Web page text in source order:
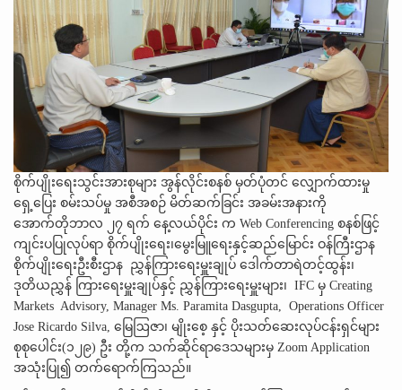
စိုက်ပျိုးရေးသွင်းအားစုများ အွန်လိုင်းစနစ် မှတ်ပုံတင် လျှောက်ထားမှု
ရှေ့ပြေး စမ်းသပ်မှု အစီအစဉ် မိတ်ဆက်ခြင်း အခမ်းအနားကို
အောက်တိုဘာလ ၂၇ ရက် နေ့လယ်ပိုင်း က Web Conferencing စနစ်ဖြင့်
ကျင်းပပြုလုပ်ရာ စိုက်ပျိုးရေး၊မွေးမြူရေးနှင့်ဆည်မြောင်း ဝန်ကြီးဌာန
စိုက်ပျိုးရေးဦးစီးဌာန ညွှန်ကြားရေးမှူးချုပ် ဒေါက်တာရဲတင့်ထွန်း၊
ဒုတိယညွှန် ကြားရေးမှူးချုပ်နှင့် ညွှန်ကြားရေးမှူးများ၊ IFC မှ Creating
Markets Advisory, Manager Ms. Paramita Dasgupta, Operations Officer
Jose Ricardo Silva, မြေဩဇာ၊ မျိုးစေ့ နှင့် ပိုးသတ်ဆေးလုပ်ငန်းရှင်များ
စုစုပေါင်း(၁၂၉) ဦး တို့က သက်ဆိုင်ရာဒေသများမှ Zoom Application
အသုံးပြု၍ တက်ရောက်ကြသည်။